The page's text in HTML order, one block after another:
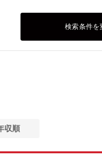
検索条件を
収順